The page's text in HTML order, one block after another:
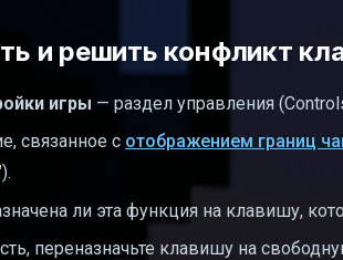
и решить конфликт
игры — раздел управления
связанное с отображением границ
ли эта функция на клавишу,
переназначьте клавишу на